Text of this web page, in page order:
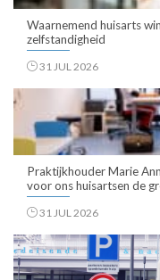
Waarnemend huisarts
zelfstandigheid
31 JUL 2026
Praktijkhouder Marie
voor ons huisartsen de
31 JUL 2026